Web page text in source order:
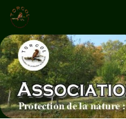
Skip to content